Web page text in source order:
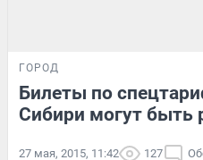
ГОРОД
Билеты по
Сибири могут быть
27 мая, 2015, 11:42 127